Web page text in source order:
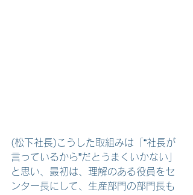
(松下社長)こうした取組みは「“社長が
言っているから”だとうまくいかない」
と思い、最初は、理解のある役員をセ
ンター長にして、生産部門の部門長も